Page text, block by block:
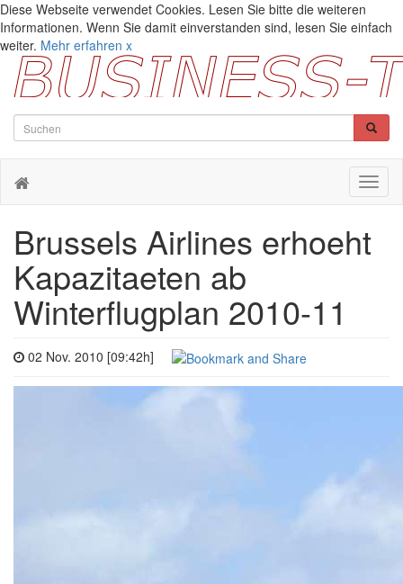
Diese Webseite verwendet Cookies. Lesen Sie bitte die weiteren
Informationen. Wenn Sie damit einverstanden sind, lesen Sie einfach
weiter. Mehr erfahren x
Brussels Airlines erhoeht
Kapazitaeten ab
Winterflugplan 2010-11
02 Nov. 2010 [09:42h]